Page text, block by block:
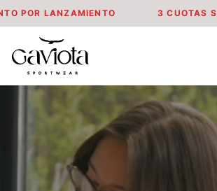
3 CUOTAS SIN INTERESES